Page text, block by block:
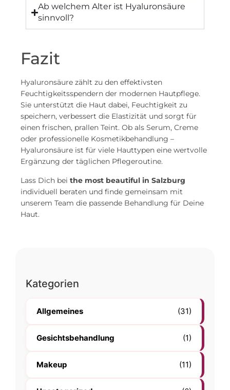
Ab welchem Alter ist Hyaluronsäure
sinnvoll?
Fazit
Hyaluronsäure zählt zu den effektivsten
Feuchtigkeitsspendern der modernen Hautpflege.
Sie unterstützt die Haut dabei, Feuchtigkeit zu
speichern, verbessert die Elastizität und sorgt für
einen frischen, prallen Teint. Ob als Serum, Creme
oder professionelle Kosmetikbehandlung –
Hyaluronsäure ist für viele Hauttypen eine wertvolle
Ergänzung der täglichen Pflegeroutine.
Lass Dich bei the most beautiful in Salzburg
individuell beraten und finde gemeinsam mit
unserem Team die passende Behandlung für Deine
Haut.
Kategorien
Allgemeines (31)
Gesichtsbehandlung (1)
Makeup (11)